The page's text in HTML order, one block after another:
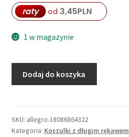
raty od 3,45PLN
1 w magazynie
TEAM
-
Dodaj do koszyka
SKU: allegro-18086864322
Kategoria: Koszulki z długim rękawem